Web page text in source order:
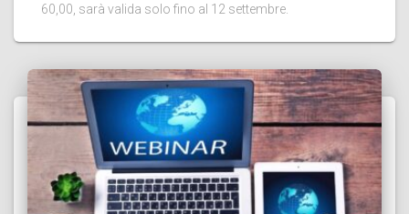
60,00, sarà valida solo fino al 12 settembre.